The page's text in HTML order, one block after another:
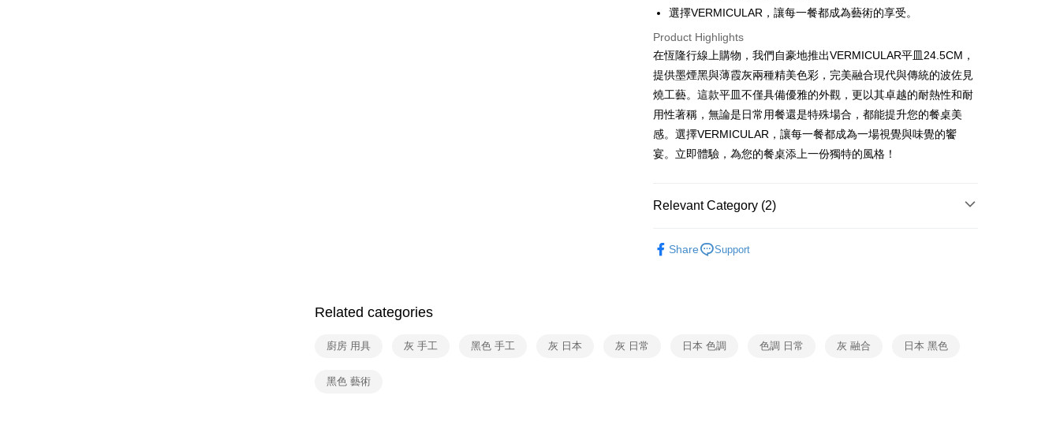
Taishin International Bank
CTBC Bank
Taiwan Rakuten Card, Inc.
Yuanta Commercial Bank
Bank SinoPac
Taishin International Bank
Taiwan Rakuten Card, Inc.
ATM Transfer
Shipping Method
宅配
NT$100/order | Free shipping on orders of NT$999 or more
付款後門市自取
Free shipping
選擇VERMICULAR，讓每一餐都成為藝術的享受。
Product Highlights
在恆隆行線上購物，我們自豪地推出VERMICULAR平皿24.5CM，
提供墨煙黑與薄霞灰兩種精美色彩，完美融合現代與傳統的波佐見
燒工藝。這款平皿不僅具備優雅的外觀，更以其卓越的耐熱性和耐
用性著稱，無論是日常用餐還是特殊場合，都能提升您的餐桌美
感。選擇VERMICULAR，讓每一餐都成為一場視覺與味覺的饗
宴。立即體驗，為您的餐桌添上一份獨特的風格！
Relevant Category (2)
Share Support
Related categories
廚房 用具 灰 手工 黑色 手工 灰 日本 灰 日常 日本 色調 色調 日常 灰 融合 日本 黑色
黑色 藝術